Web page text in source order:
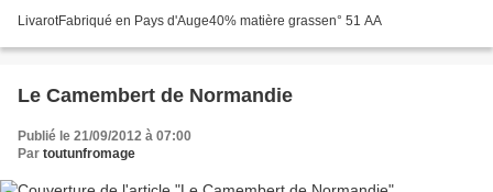
LivarotFabriqué en Pays d'Auge40% matière grassen° 51 AA
Le Camembert de Normandie
Publié le 21/09/2012 à 07:00
Par toutunfromage